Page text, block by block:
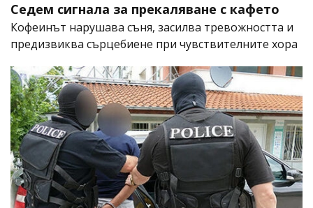
Седем сигнала за прекаляване с кафето
Кофеинът нарушава съня, засилва тревожността и
предизвиква сърцебиене при чувствителните хора